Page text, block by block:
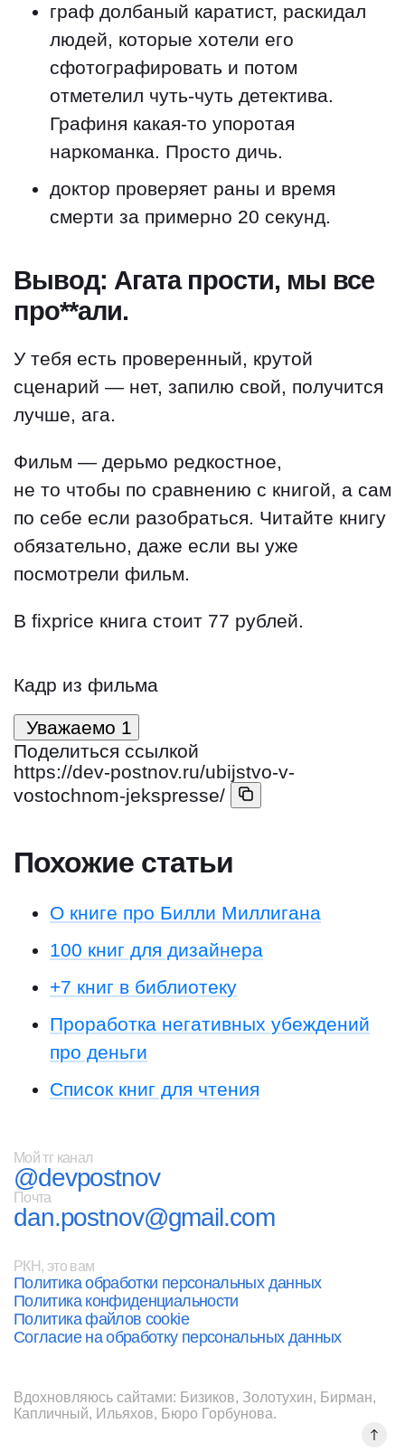
граф долбаный каратист, раскидал
людей, которые хотели его
сфотографировать и потом
отметелил чуть-чуть детектива.
Графиня какая-то упоротая
наркоманка. Просто дичь.
доктор проверяет раны и время
смерти за примерно 20 секунд.
Вывод: Агата прости, мы все
про**али.
У тебя есть проверенный, крутой
сценарий — нет, запилю свой, получится
лучше, ага.
Фильм — дерьмо редкостное,
не то чтобы по сравнению с книгой, а сам
по себе если разобраться. Читайте книгу
обязательно, даже если вы уже
посмотрели фильм.
В fixprice книга стоит 77 рублей.
Кадр из фильма
Уважаемо 1
Поделиться ссылкой
https://dev-postnov.ru/ubijstvo-v-
vostochnom-jekspresse/
Похожие статьи
О книге про Билли Миллигана
100 книг для дизайнера
+7 книг в библиотеку
Проработка негативных убеждений
про деньги
Список книг для чтения
Мой тг канал
@devpostnov
Почта
dan.postnov@gmail.com
РКН, это вам
Политика обработки персональных данных
Политика конфиденциальности
Политика файлов cookie
Согласие на обработку персональных данных
Вдохновляюсь сайтами: Бизиков, Золотухин, Бирман,
Капличный, Ильяхов, Бюро Горбунова.